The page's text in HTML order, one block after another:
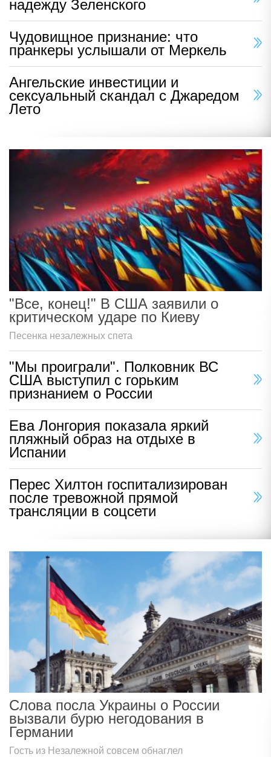
надежду Зеленского
Чудовищное признание: что
пранкеры услышали от Меркель
Ангельские инвестиции и
сексуальный скандал с Джаредом
Лето
"Все, конец!" В США заявили о
критическом ударе по Киеву
Песенка незалежных спета
"Мы проиграли". Полковник ВС
США выступил с горьким
признанием о России
Ева Лонгория показала яркий
пляжный образ на отдыхе в
Испании
Перес Хилтон госпитализирован
после тревожной прямой
трансляции в соцсети
Слова посла Украины о России
вызвали бурю негодования в
Германии
Гость из Незалежной совсем обнаглел